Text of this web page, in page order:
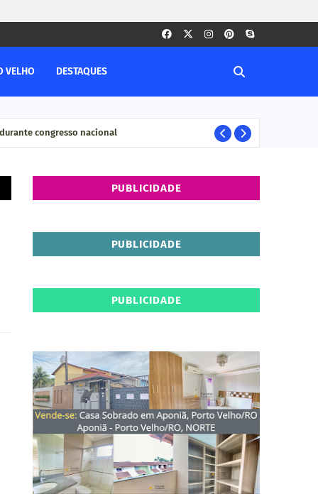
VELHO DESTAQUES
congresso nacional
PUBLICIDADE
PUBLICIDADE
PUBLICIDADE